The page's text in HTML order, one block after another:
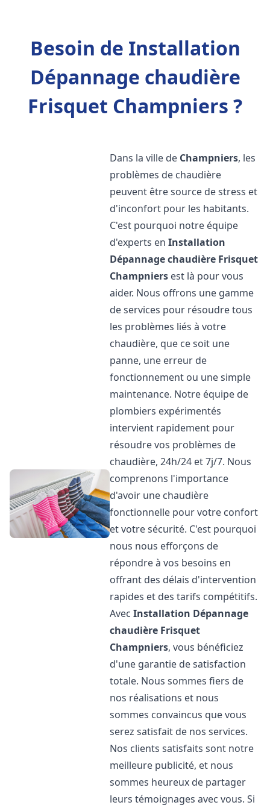
Besoin de Installation
Dépannage chaudière
Frisquet Champniers ?
Dans la ville de Champniers, les
problèmes de chaudière
peuvent être source de stress et
d'inconfort pour les habitants.
C'est pourquoi notre équipe
d'experts enInstallation
Dépannage chaudière Frisquet
Champniers est là pour vous
aider. Nous offrons une gamme
de services pour résoudre tous
les problèmes liés à votre
chaudière, que ce soit une
panne, une erreur de
fonctionnement ou une simple
maintenance. Notre équipe de
plombiers expérimentés
intervient rapidement pour
résoudre vos problèmes de
chaudière, 24h/24 et 7j/7. Nous
comprenons l'importance
d'avoir une chaudière
fonctionnelle pour votre confort
et votre sécurité. C'est pourquoi
nous nous efforçons de
répondre à vos besoins en
offrant des délais d'intervention
rapides et des tarifs compétitifs.
AvecInstallation Dépannage
chaudière Frisquet
Champniers, vous bénéficiez
d'une garantie de satisfaction
totale. Nous sommes fiers de
nos réalisations et nous
sommes convaincus que vous
serez satisfait de nos services.
Nos clients satisfaits sont notre
meilleure publicité, et nous
sommes heureux de partager
leurs témoignages avec vous. Si